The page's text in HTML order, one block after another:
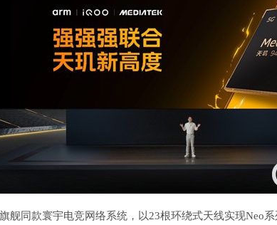
舰同款寰宇电竞网络系统，以23根环绕式天线实现Neo